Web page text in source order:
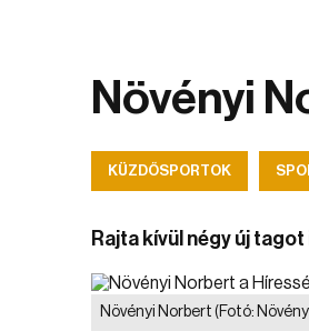
Növényi
KÜZDŐSPORTOK
Rajta kívül négy új
Növényi Norbert (Fotó: